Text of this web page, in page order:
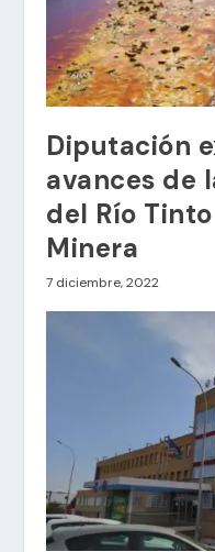
Diputación
avances de
del Río
Minera
7 diciembre, 2022